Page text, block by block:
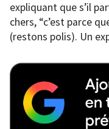
expliquant que s’il
chers, “c’est parce
(restons polis). Un